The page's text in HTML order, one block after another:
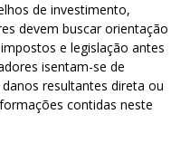
de investimento,
devem buscar orientação
e legislação antes
isentam-se de
resultantes direta ou
contidas neste